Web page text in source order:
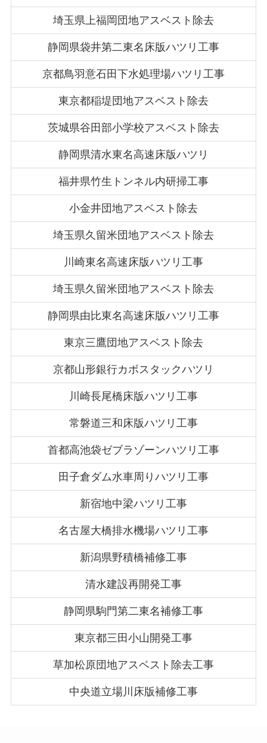
埼玉県上福岡団地アスベスト除去
静岡県袋井第二東名床版ハツリ工事
京都鳥羽意石田下水処理場ハツリ工事
東京都稲堤団地アスベスト除去
茨城県谷田部小学校アスベスト除去
静岡県清水東名高速床版ハツリ
福井県竹生トンネル内研掃工事
小金井団地アスベスト除去
埼玉県久留米団地アスベスト除去
川崎東名高速床版ハツリ工事
埼玉県久留米団地アスベスト除去
静岡県由比東名高速床版ハツリ工事
東京三鷹団地アスベスト除去
京都山形銀行カボスタックハツリ
川崎長尾橋床版ハツリ工事
常磐道三和床版ハツリ工事
首都高池袋ゼブラゾーンハツリ工事
田子倉ダム水車周りハツリ工事
新宿地中梁ハツリ工事
名古屋大橋排水機場ハツリ工事
新潟県野積橋補修工事
清水建設再開発工事
静岡県駒門第二東名補修工事
東京都三田小山開発工事
草加松原団地アスベスト除去工事
中央道立場川床版補修工事